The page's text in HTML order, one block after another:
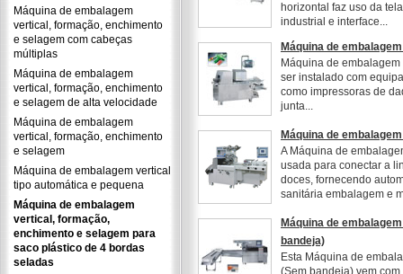
Máquina de embalagem
vertical, formação, enchimento
e selagem com cabeças
múltiplas
Máquina de embalagem
vertical, formação, enchimento
e selagem de alta velocidade
Máquina de embalagem
vertical, formação, enchimento
e selagem
Máquina de embalagem vertical
tipo automática e pequena
Máquina de embalagem
vertical, formação,
enchimento e selagem para
saco plástico de 4 bordas
seladas
horizontal faz uso da
industrial e interface...
Máquina de
Máquina de
ser instalado com
como impressoras de
junta...
Máquina de
A Máquina de
usada para conectar a
doces, fornecendo
sanitária embalagem e
Máquina de
bandeja)
Esta Máquina de
(Sem bandeja) vem com